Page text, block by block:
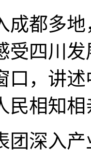
成都多
受四川
口，讲
民相知
团深入